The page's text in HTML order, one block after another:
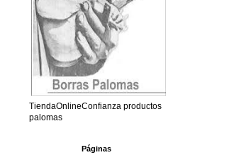
TiendaOnlineConfianza productos
palomas
Páginas